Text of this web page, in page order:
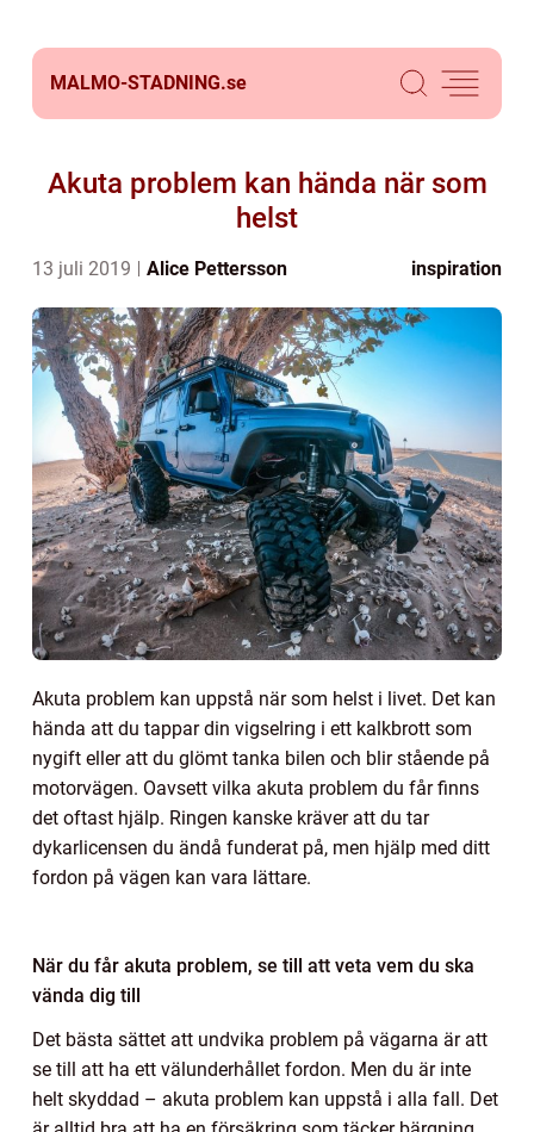
MALMO-STADNING.se
Akuta problem kan hända när som
helst
13 juli 2019 Alice Pettersson inspiration
Akuta problem kan uppstå när som helst i livet. Det kan
hända att du tappar din vigselring i ett kalkbrott som
nygift eller att du glömt tanka bilen och blir stående på
motorvägen. Oavsett vilka akuta problem du får finns
det oftast hjälp. Ringen kanske kräver att du tar
dykarlicensen du ändå funderat på, men hjälp med ditt
fordon på vägen kan vara lättare.
När du får akuta problem, se till att veta vem du ska
vända dig till
Det bästa sättet att undvika problem på vägarna är att
se till att ha ett välunderhållet fordon. Men du är inte
helt skyddad – akuta problem kan uppstå i alla fall. Det